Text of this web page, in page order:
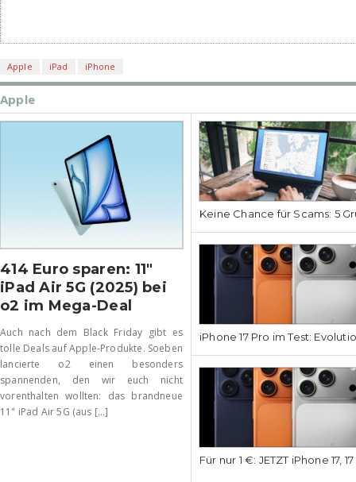
Apple iPad iPhone
Apple
414 Euro sparen: 11″
iPad Air 5G (2025) bei
o2 im Mega-Deal
Auch nach dem Black Friday gibt es
tolle Deals auf Apple-Produkte. Soeben
lancierte o2 einen besonders
spannenden, den wir euch nicht
vorenthalten wollten: das brandneue
11" iPad Air 5G (aus [...]
Keine Chance für Scams: 5
iPhone 17 Pro im Test:
Für nur 1 €: JETZT iPhone 17,